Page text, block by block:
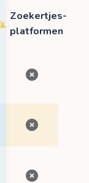
Zoekertjes-
platformen